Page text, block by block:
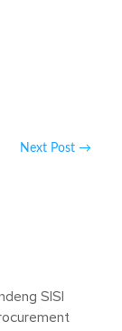
Next Post→
SISI